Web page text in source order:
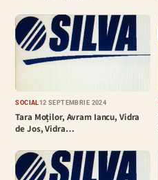
SOCIAL 12 SEPTEMBRIE 2024
Tara Moților, Avram Iancu, Vidra
de Jos, Vidra…